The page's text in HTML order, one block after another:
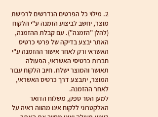
2. מילוי כל הפרטים הנדרשים לרכישת
מוצר, יחשב לביצוע הזמנה ע"י הלקוח
(להלן "הזמנה"). עם קבלת ההזמנה,
האתר יבצע בדיקה של פרטי כרטיס
האשראי ורק לאחר אישור ההזמנה ע"י
חברות כרטיסי האשראי, הפעולה
תאושר והמוצר ישלח. חיוב הלקוח עבור
המוצר, יתבצע דרך כרטיס האשראי,
לאחר ההזמנה.
למען הסר ספק, משלוח הדואר
האלקטרוני ללקוח אינו מהווה ראיה על